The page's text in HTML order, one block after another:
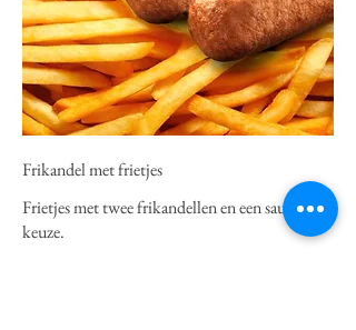
Frikandel met frietjes
Frietjes met twee frikandellen en een sausje naar
keuze.